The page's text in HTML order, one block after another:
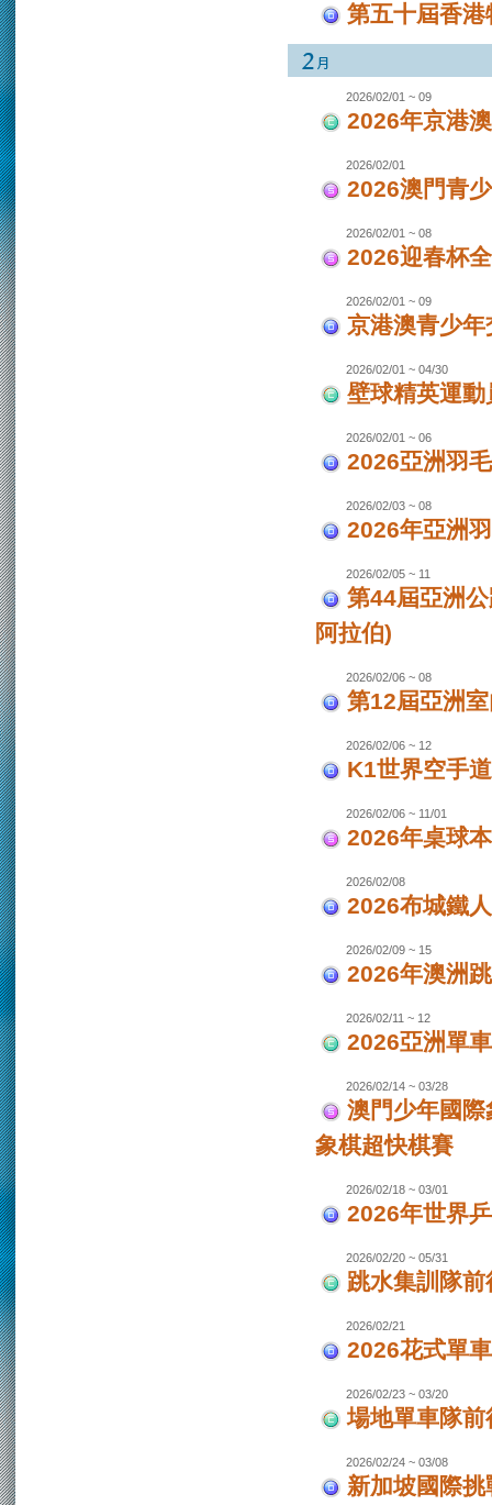
第五十屆香
2026/02/01 ~ 09
2026年京港
2026/02/01
2026澳門青
2026/02/01 ~ 08
2026迎春杯
2026/02/01 ~ 09
京港澳青少
2026/02/01 ~ 04/30
壁球精英運
2026/02/01 ~ 06
2026亞洲羽
2026/02/03 ~ 08
2026年亞洲
2026/02/05 ~ 11
第44屆亞洲
阿拉伯)
2026/02/06 ~ 08
第12屆亞洲
2026/02/06 ~ 12
K1世界空手
2026/02/06 ~ 11/01
2026年桌球
2026/02/08
2026布城鐵
2026/02/09 ~ 15
2026年澳洲
2026/02/11 ~ 12
2026亞洲單
2026/02/14 ~ 03/28
澳門少年國
象棋超快棋賽
2026/02/18 ~ 03/01
2026年世界
2026/02/20 ~ 05/31
跳水集訓隊
2026/02/21
2026花式單
2026/02/23 ~ 03/20
場地單車隊
2026/02/24 ~ 03/08
新加坡國際